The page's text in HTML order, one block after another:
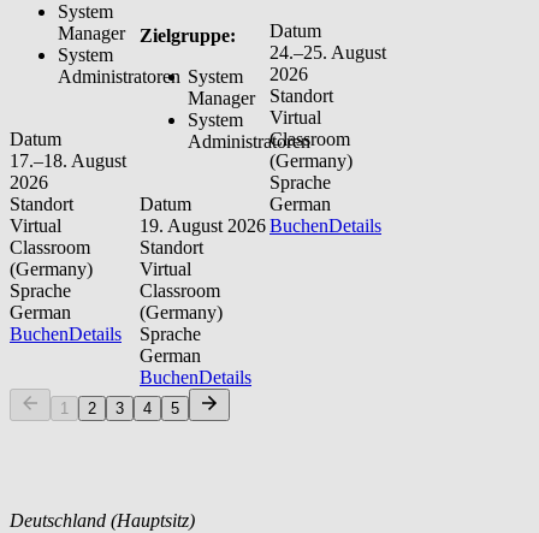
System
Manager
System
Administratoren
Datum
17.–18. August
2026
Standort
Virtual
Classroom
(Germany)
Sprache
German
BuchenDetails
Zielgruppe:
System
Manager
System
Administratoren
Datum
19. August 2026
Standort
Virtual
Classroom
(Germany)
Sprache
German
BuchenDetails
Datum
24.–25. August
2026
Standort
Virtual
Classroom
(Germany)
Sprache
German
BuchenDetails
1 2 3 4 5
Deutschland (Hauptsitz)